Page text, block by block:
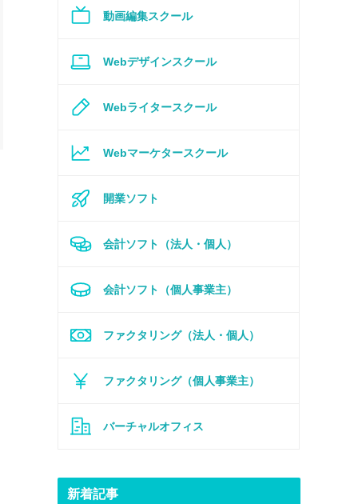
動画編集スクール
Webデザインスクール
Webライタースクール
Webマーケタースクール
開業ソフト
会計ソフト（法人・個人）
会計ソフト（個人事業主）
ファクタリング（法人・個人）
ファクタリング（個人事業主）
バーチャルオフィス
新着記事